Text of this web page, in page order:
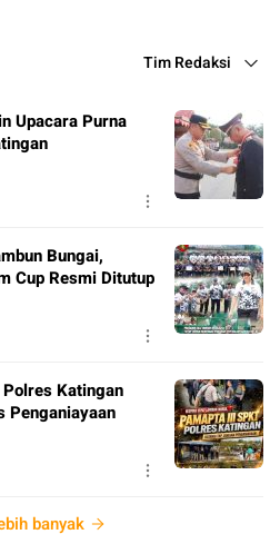
Tim Redaksi
Upacara Purna
Bungai,
Cup Resmi Ditutup
Katingan
Penganiayaan
banyak